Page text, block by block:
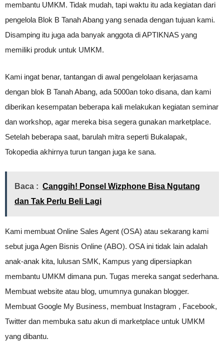
membantu UMKM. Tidak mudah, tapi waktu itu ada kegiatan dari
pengelola Blok B Tanah Abang yang senada dengan tujuan kami.
Disamping itu juga ada banyak anggota di APTIKNAS yang
memiliki produk untuk UMKM.
Kami ingat benar, tantangan di awal pengelolaan kerjasama
dengan blok B Tanah Abang, ada 5000an toko disana, dan kami
diberikan kesempatan beberapa kali melakukan kegiatan seminar
dan workshop, agar mereka bisa segera gunakan marketplace.
Setelah beberapa saat, barulah mitra seperti Bukalapak,
Tokopedia akhirnya turun tangan juga ke sana.
Baca : Canggih! Ponsel Wizphone Bisa Ngutang
dan Tak Perlu Beli Lagi
Kami membuat Online Sales Agent (OSA) atau sekarang kami
sebut juga Agen Bisnis Online (ABO). OSA ini tidak lain adalah
anak-anak kita, lulusan SMK, Kampus yang dipersiapkan
membantu UMKM dimana pun. Tugas mereka sangat sederhana.
Membuat website atau blog, umumnya gunakan blogger.
Membuat Google My Business, membuat Instagram , Facebook,
Twitter dan membuka satu akun di marketplace untuk UMKM
yang dibantu.